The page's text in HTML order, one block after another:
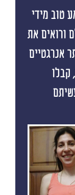
טוב מידי
ורואים את
אנרגטיים
קבלו
מה עשיתם